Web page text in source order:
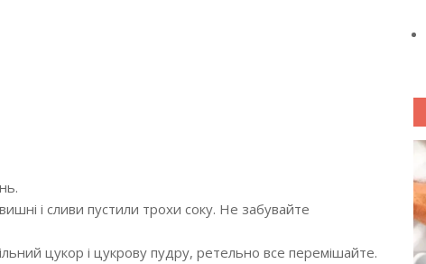
і сливи пустили трохи соку. Не забувайте
цукор і цукрову пудру, ретельно все перемішайте.